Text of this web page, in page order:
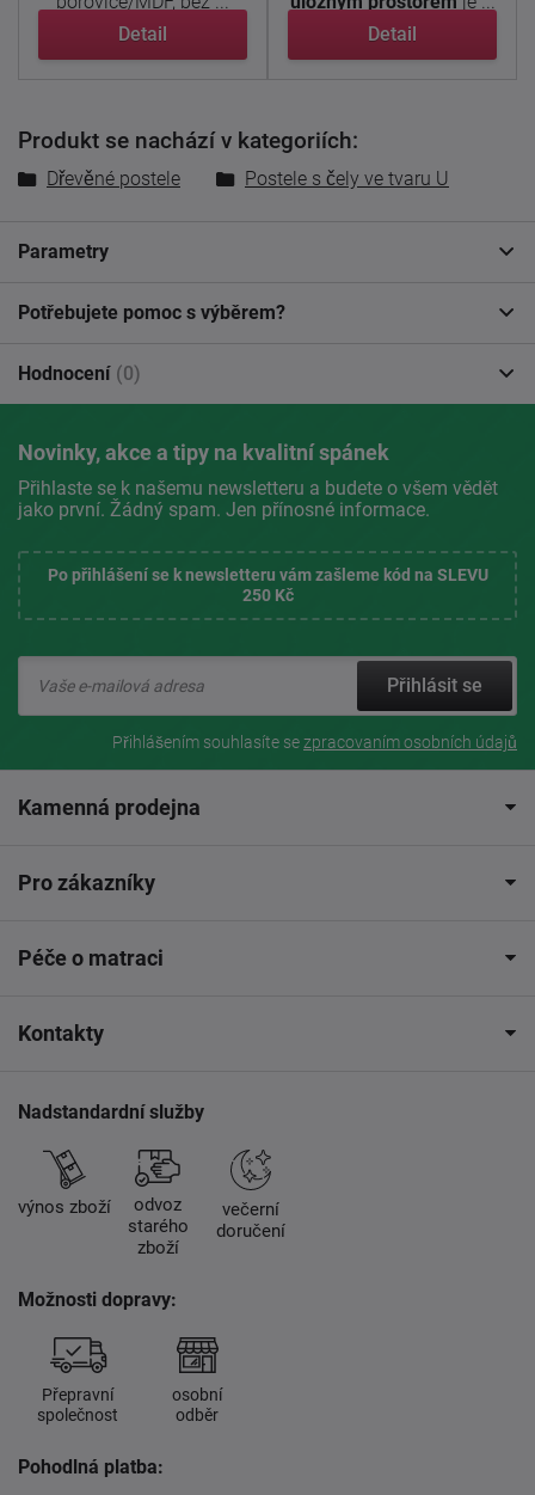
Detail
Detail
Produkt se nachází v kategoriích:
Dřevěné postele Postele s čely ve tvaru U
Parametry
Potřebujete pomoc s výběrem?
Hodnocení (0)
Novinky, akce a tipy na kvalitní spánek
Přihlaste se k našemu newsletteru a budete o všem vědět
jako první. Žádný spam. Jen přínosné informace.
Po přihlášení se k newsletteru vám zašleme kód na SLEVU
250 Kč
Přihlásit se
Přihlášením souhlasíte sezpracovaním osobních údajů
Kamenná prodejna
Pro zákazníky
Péče o matraci
Kontakty
Nadstandardní služby
výnos zboží
odvoz
starého
zboží
večerní
doručení
Možnosti dopravy:
Přepravní
společnost
osobní
odběr
Pohodlná platba: